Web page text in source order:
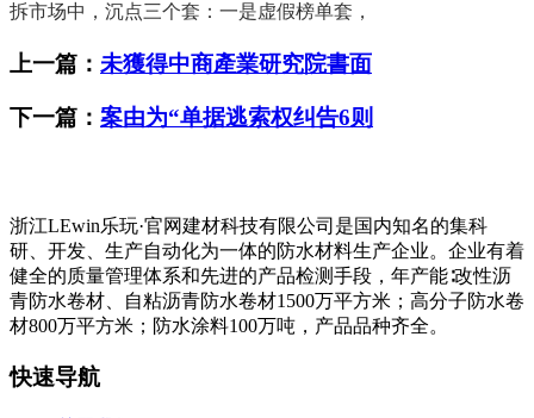
拆市场中，沉点三个套：一是虚假榜单套，
上一篇： 未獲得中商產業研究院書面
下一篇： 案由为“单据逃索权纠告6则
浙江LEwin乐玩·官网建材科技有限公司是国内知名的集科
研、开发、生产自动化为一体的防水材料生产企业。企业有着
健全的质量管理体系和先进的产品检测手段，年产能∶改性沥
青防水卷材、自粘沥青防水卷材1500万平方米；高分子防水卷
材800万平方米；防水涂料100万吨，产品品种齐全。
快速导航